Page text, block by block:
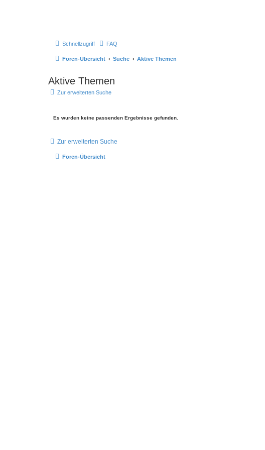
Schnellzugriff FAQ
Foren-Übersicht Suche Aktive Themen
Aktive Themen
Zur erweiterten Suche
Es wurden keine passenden Ergebnisse gefunden.
Zur erweiterten Suche
Foren-Übersicht